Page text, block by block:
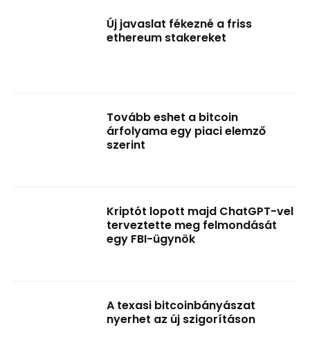
Új javaslat fékezné a friss
ethereum stakereket
Tovább eshet a bitcoin
árfolyama egy piaci elemző
szerint
Kriptót lopott majd ChatGPT-vel
terveztette meg felmondását
egy FBI-ügynök
A texasi bitcoinbányászat
nyerhet az új szigorításon